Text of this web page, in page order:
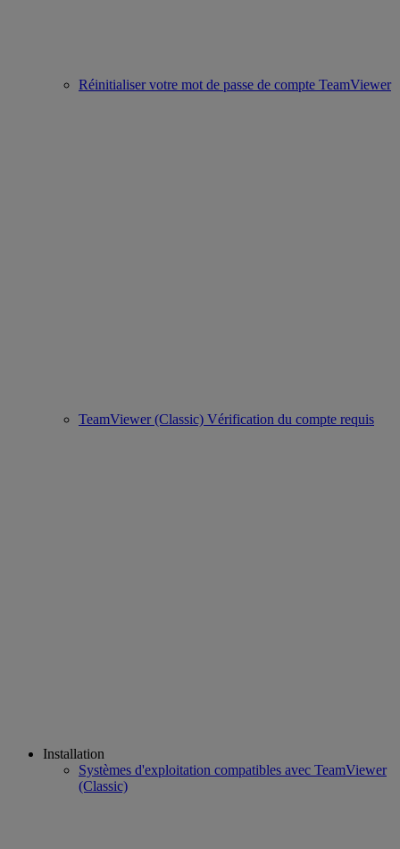
Réinitialiser votre mot de passe de compte TeamViewer
TeamViewer (Classic) Vérification du compte requis
Installation
Systèmes d'exploitation compatibles avec TeamViewer
(Classic)